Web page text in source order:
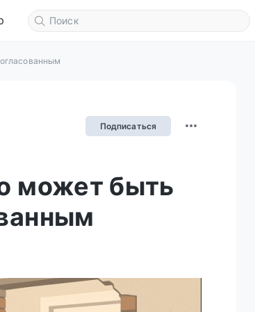
Подписаться
может быть